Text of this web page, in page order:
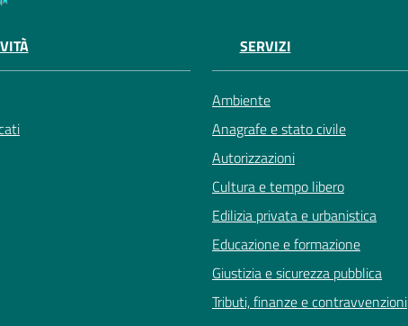
SERVIZI
Ambiente
Anagrafe e stato civile
Autorizzazioni
Cultura e tempo libero
Edilizia privata e urbanistica
Educazione e formazione
Giustizia e sicurezza pubblica
Tributi, finanze e contravvenzioni